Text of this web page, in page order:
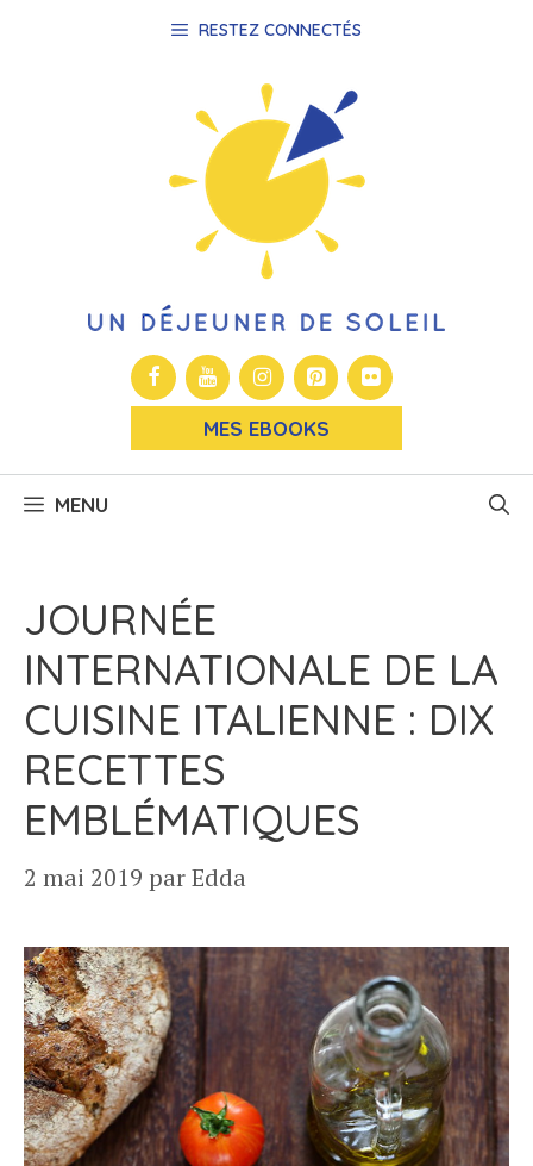
RESTEZ CONNECTÉS
MES EBOOKS
MENU
JOURNÉE
INTERNATIONALE DE LA
CUISINE ITALIENNE : DIX
RECETTES
EMBLÉMATIQUES
2 mai 2019 parEdda